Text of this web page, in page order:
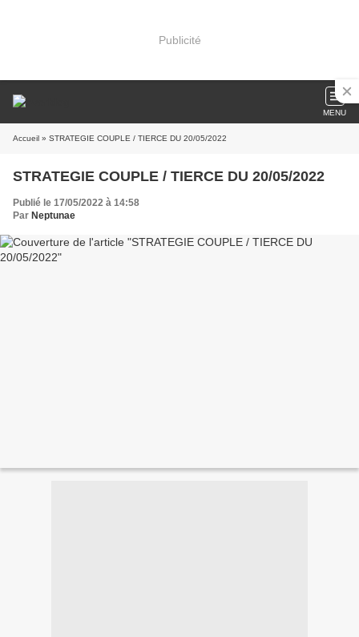
Publicité
MENU
Accueil » STRATEGIE COUPLE / TIERCE DU 20/05/2022
STRATEGIE COUPLE / TIERCE DU 20/05/2022
Publié le 17/05/2022 à 14:58
Par Neptunae